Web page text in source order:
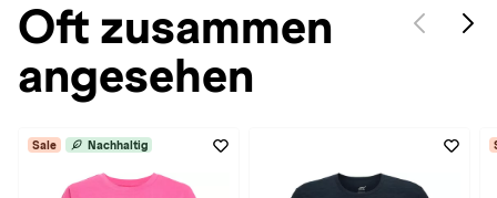
Oft zusammen
angesehen
Sale Nachhaltig